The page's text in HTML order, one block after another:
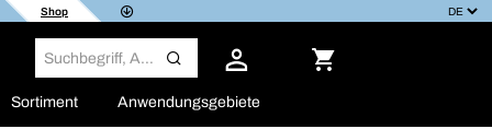
Shop
Sortiment Anwendungsgebiete